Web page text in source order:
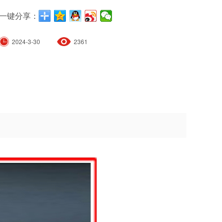
键分享：
2024-3-30 2361